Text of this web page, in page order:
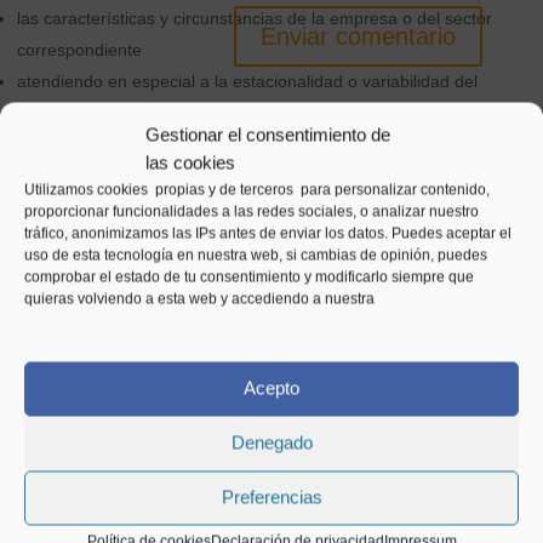
Gestionar el consentimiento de
las cookies
Utilizamos cookies propias y de terceros para personalizar contenido,
proporcionar funcionalidades a las redes sociales, o analizar nuestro
tráfico, anonimizamos las IPs antes de enviar los datos. Puedes aceptar el
uso de esta tecnología en nuestra web, si cambias de opinión, puedes
comprobar el estado de tu consentimiento y modificarlo siempre que
quieras volviendo a esta web y accediendo a nuestra
Acepto
Denegado
Preferencias
las características y circunstancias de la empresa o del sector
correspondiente
atendiendo en especial a la estacionalidad o variabilidad del
su correspondencia con eventos concretos, acontecimientos u otras
especificidades sectoriales como las de, por ejemplo, las artes
escénicas, musicales y del cinematográfico y audiovisual.
la normativa laboral aplicable.
El compromiso de mantener el empleo fijado no se entenderá
el contrato de trabajo se extinga por despido disciplinario declarado
Enviar comentario
Entradas relacionadas